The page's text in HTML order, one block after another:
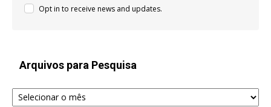
Opt in to receive news and updates.
Arquivos para Pesquisa
Arquivos
para